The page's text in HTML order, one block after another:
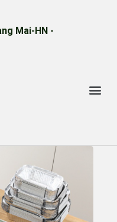
Mai-HN -